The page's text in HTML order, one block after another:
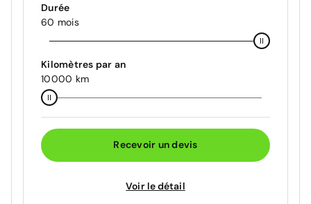
Durée
60 mois
Kilomètres par an
10000 km
Recevoir un devis
Voir le détail